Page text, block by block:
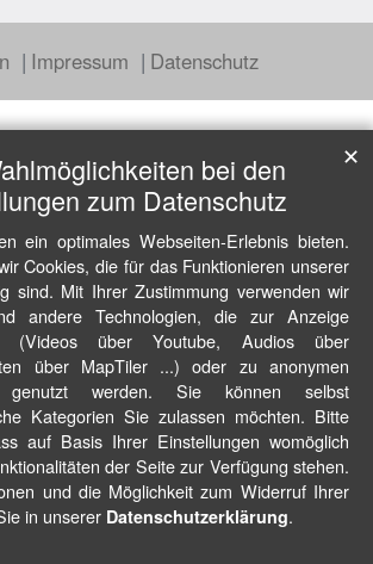
Impressum Datenschutz
bei den
zum Datenschutz
ein optimales Webseiten-Erlebnis bieten.
Cookies, die für das Funktionieren unserer
sind. Mit Ihrer Zustimmung verwenden wir
andere Technologien, die zur Anzeige
(Videos über Youtube, Audios über
über MapTiler ...) oder zu anonymen
genutzt werden. Sie können selbst
Kategorien Sie zulassen möchten. Bitte
auf Basis Ihrer Einstellungen womöglich
der Seite zur Verfügung stehen.
und die Möglichkeit zum Widerruf Ihrer
in unserer Datenschutzerklärung.
✕